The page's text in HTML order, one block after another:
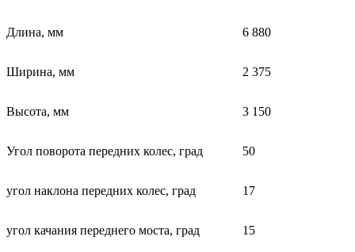
Длина, мм 6 880
Ширина, мм 2 375
Высота, мм 3 150
Угол поворота передних колес, град 50
угол наклона передних колес, град 17
угол качания переднего моста, град 15